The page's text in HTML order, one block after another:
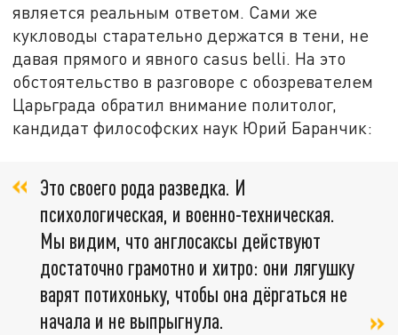
является реальным ответом. Сами же
кукловоды старательно держатся в тени, не
давая прямого и явного casus belli. На это
обстоятельство в разговоре с обозревателем
Царьграда обратил внимание политолог,
кандидат философских наук Юрий Баранчик:
Это своего рода разведка. И
психологическая, и военно-техническая.
Мы видим, что англосаксы действуют
достаточно грамотно и хитро: они лягушку
варят потихоньку, чтобы она дёргаться не
начала и не выпрыгнула.